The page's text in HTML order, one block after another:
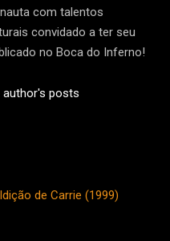
com talentos
convidado a ter seu
no Boca do Inferno!
author's posts
de Carrie (1999)